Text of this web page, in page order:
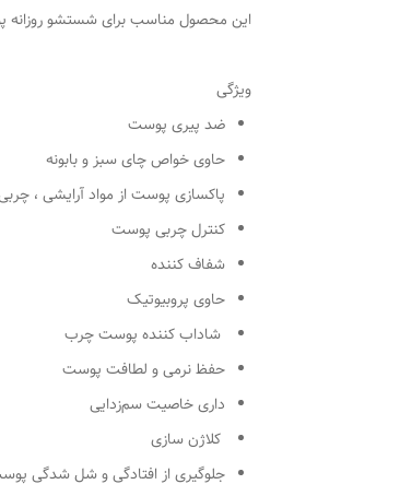
این محصول مناسب برای شستشو روزانه
ویژگی
ضد پیری پوست
حاوی خواص چای سبز و بابونه
پاکسازی پوست از مواد آرایشی ،
کنترل چربی پوست
شفاف کننده
حاوی پروبیوتیک
شاداب‏ کننده پوست چرب
حفظ نرمی و لطافت پوست
داری خاصیت سم‏‌زدایی
کلاژن سازی
جلوگیری از افتادگی و شل شدگی